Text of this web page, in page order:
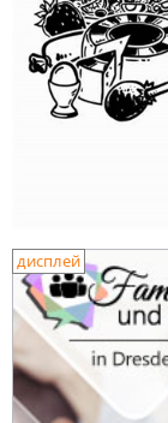
дисплей